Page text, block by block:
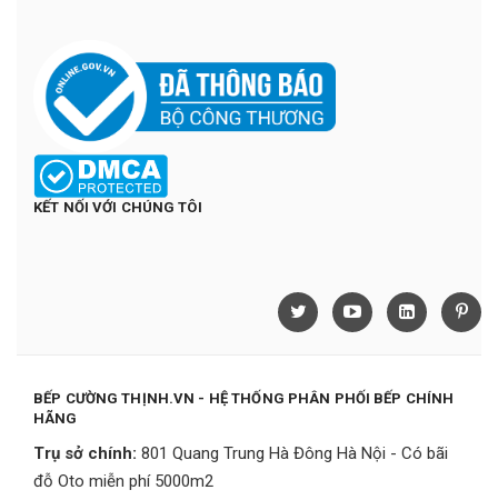
KẾT NỐI VỚI CHÚNG TÔI
BẾP CƯỜNG THỊNH.VN - HỆ THỐNG PHÂN PHỐI BẾP CHÍNH
HÃNG
Trụ sở chính: 801 Quang Trung Hà Đông Hà Nội - Có bãi
đỗ Oto miễn phí 5000m2